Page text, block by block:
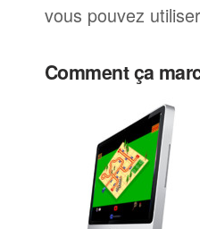
vous pouvez
Comment ça